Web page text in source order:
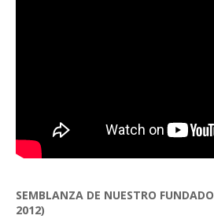
SEMBLANZA DE NUESTRO
2012)